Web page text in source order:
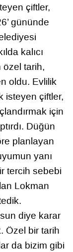
çiftler,
gününde
kalıcı
özel tarih,
oldu. Evlilik
isteyen çiftler,
için
Düğün
planlayan
yanı
tercih sebebi
Lokman
diye karar
Özel bir tarih
da bizim gibi